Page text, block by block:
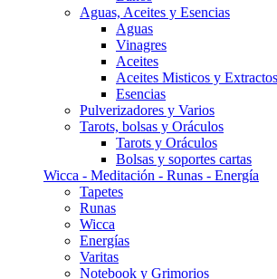
Aguas, Aceites y Esencias
Aguas
Vinagres
Aceites
Aceites Misticos y Extractos
Esencias
Pulverizadores y Varios
Tarots, bolsas y Oráculos
Tarots y Oráculos
Bolsas y soportes cartas
Wicca - Meditación - Runas - Energía
Tapetes
Runas
Wicca
Energías
Varitas
Notebook y Grimorios